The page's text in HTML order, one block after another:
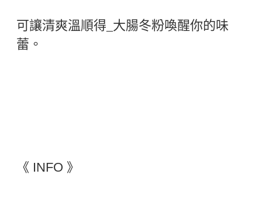
可讓清爽溫順得_大腸冬粉喚醒你的味
蕾。
《 INFO 》